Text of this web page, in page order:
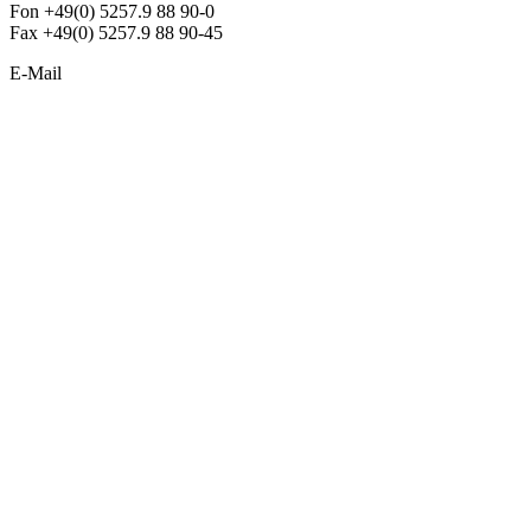
Fon +49(0) 5257.9 88 90-0
Fax +49(0) 5257.9 88 90-45
E-Mail